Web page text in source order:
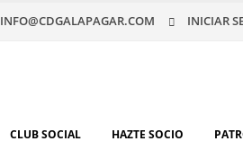
INFO@CDGALAPAGAR.COM INICIAR
CLUB SOCIAL HAZTE SOCIO